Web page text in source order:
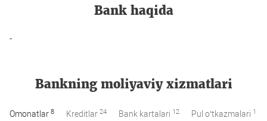
Bank haqida
-
Bankning moliyaviy xizmatlari
Omonatlar 8 Kreditlar 24 Bank kartalari 12 Pul o‘tkazmalari 1